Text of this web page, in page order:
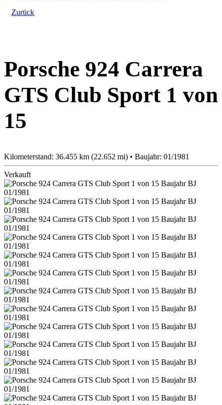
Zurück
Porsche 924 Carrera
GTS Club Sport 1 von
15
Kilometerstand: 36.455 km (22.652 mi) • Baujahr: 01/1981
Verkauft